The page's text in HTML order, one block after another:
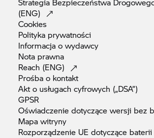
(ENG)
Cookies
Polityka prywatności
Informacja owydawcy
Nota prawna
Reach (ENG)
Prośba o kontakt
Akt o usługach cyfrowych („DSA”)
GPSR
Oświadczenie dotyczące wersji bez
Mapawitryny
Rozporządzenie UE dotyczące baterii